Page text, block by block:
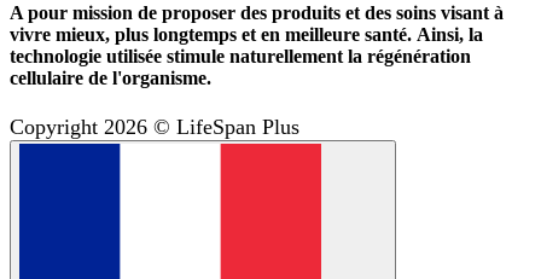
A pour mission de proposer des produits et des soins visant à
vivre mieux, plus longtemps et en meilleure santé. Ainsi, la
technologie utilisée stimule naturellement la régénération
cellulaire de l'organisme.
Copyright 2026 © LifeSpan Plus